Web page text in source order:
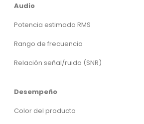
Audio
Potencia estimada RMS
Rango de frecuencia
Relación señal/ruido (SNR)
Desempeño
Color del producto